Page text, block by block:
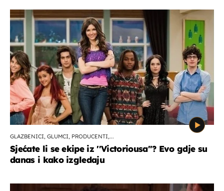
GLAZBENICI, GLUMCI, PRODUCENTI,...
Sjećate li se ekipe iz ''Victoriousa''? Evo gdje su
danas i kako izgledaju